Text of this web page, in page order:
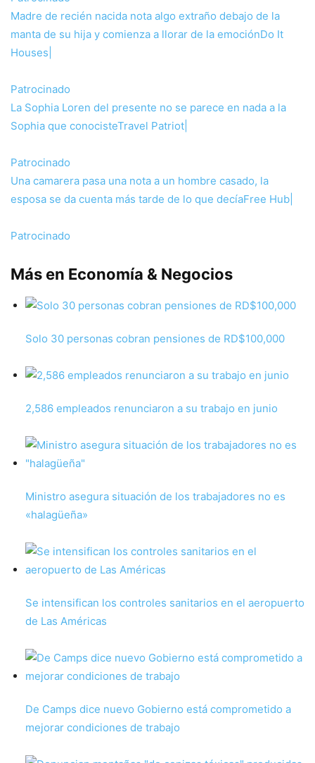
Madre de recién nacida nota algo extraño debajo de la
manta de su hija y comienza a llorar de la emociónDo It
Houses
Patrocinado
La Sophia Loren del presente no se parece en nada a la
Sophia que conocisteTravel Patriot
Patrocinado
Una camarera pasa una nota a un hombre casado, la
esposa se da cuenta más tarde de lo que decíaFree Hub
Patrocinado
Más en Economía & Negocios
Solo 30 personas cobran pensiones de RD$100,000
2,586 empleados renunciaron a su trabajo en junio
Ministro asegura situación de los trabajadores no es
«halagüeña»
Se intensifican los controles sanitarios en el aeropuerto
de Las Américas
De Camps dice nuevo Gobierno está comprometido a
mejorar condiciones de trabajo